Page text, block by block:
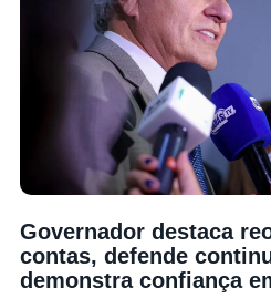
Governador destaca
contas, defende
demonstra confiança